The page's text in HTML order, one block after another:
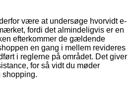
være at undersøge hvorvidt e-
fordi det almindeligvis er en
efterkommer de gældende
en gang i mellem revideres
i reglerne på området. Det giver
for så vidt du møder
shopping.